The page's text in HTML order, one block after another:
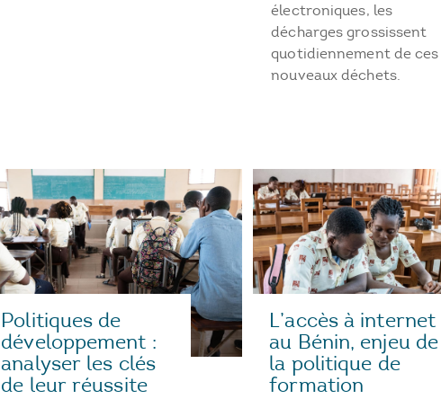
électroniques, les
décharges grossissent
quotidiennement de ces
nouveaux déchets.
Politiques de
développement :
analyser les clés
de leur réussite
L’accès à internet
au Bénin, enjeu de
la politique de
formation